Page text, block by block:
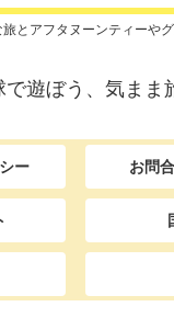
旅とアフタヌーンティーや
で遊ぼう、気まま
ー お問